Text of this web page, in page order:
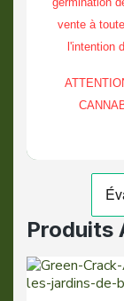
vente à
l'intention
Produits